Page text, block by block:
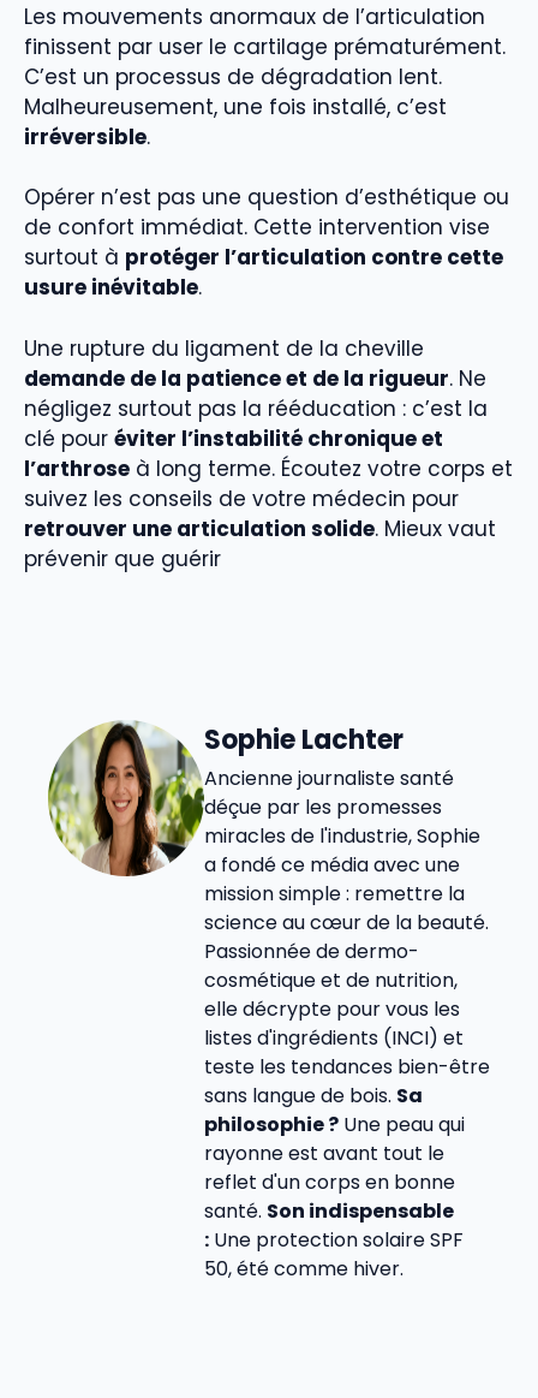
Les mouvements anormaux de l’articulation
finissent par user le cartilage prématurément.
C’est un processus de dégradation lent.
Malheureusement, une fois installé, c’est
irréversible.
Opérer n’est pas une question d’esthétique ou
de confort immédiat. Cette intervention vise
surtout à protéger l’articulation contre cette
usure inévitable.
Une rupture du ligament de la cheville
demande de la patience et de la rigueur. Ne
négligez surtout pas la rééducation : c’est la
clé pour éviter l’instabilité chronique et
l’arthrose à long terme. Écoutez votre corps et
suivez les conseils de votre médecin pour
retrouver une articulation solide. Mieux vaut
prévenir que guérir
Sophie Lachter
Ancienne journaliste santé
déçue par les promesses
miracles de l'industrie, Sophie
a fondé ce média avec une
mission simple : remettre la
science au cœur de la beauté.
Passionnée de dermo-
cosmétique et de nutrition,
elle décrypte pour vous les
listes d'ingrédients (INCI) et
teste les tendances bien-être
sans langue de bois. Sa
philosophie ? Une peau qui
rayonne est avant tout le
reflet d'un corps en bonne
santé. Son indispensable
: Une protection solaire SPF
50, été comme hiver.